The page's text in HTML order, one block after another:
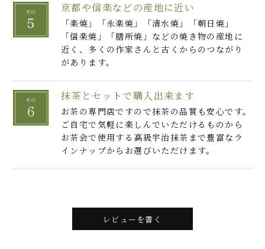
京都や信楽などの産地に近い
「楽焼」「永楽焼」「清水焼」「朝日焼」
「信楽焼」「膳所焼」などの焼き物の産地に
近く、多くの作家さんと古くからのつながり
があります。
抹茶とセットで購入出来ます
お茶の専門店ですので抹茶の品質も安心です。
ご自宅で気軽に楽しんでいただけるものから
お茶会で使用する高級宇治抹茶まで豊富なラ
インナップからお選びいただけます。
レビューを書く